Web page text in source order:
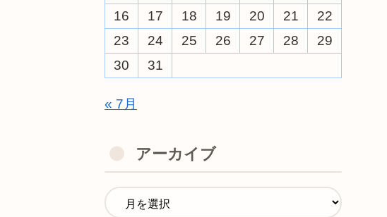
16
17 18 19 20 21
22
23
24 25 26 27 28
29
30
31
« 7月
アーカイブ